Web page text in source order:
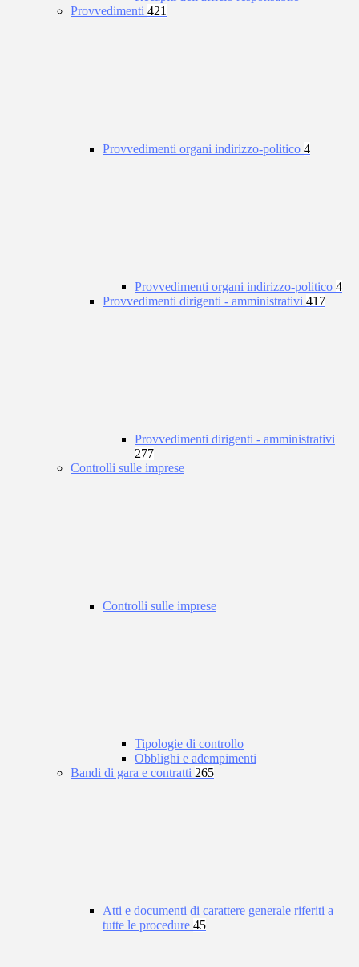
Provvedimenti 421
Provvedimenti organi indirizzo-politico 4
Provvedimenti organi indirizzo-politico 4
Provvedimenti dirigenti - amministrativi 417
Provvedimenti dirigenti - amministrativi
277
Controlli sulle imprese
Controlli sulle imprese
Tipologie di controllo
Obblighi e adempimenti
Bandi di gara e contratti 265
Atti e documenti di carattere generale riferiti a
tutte le procedure 45